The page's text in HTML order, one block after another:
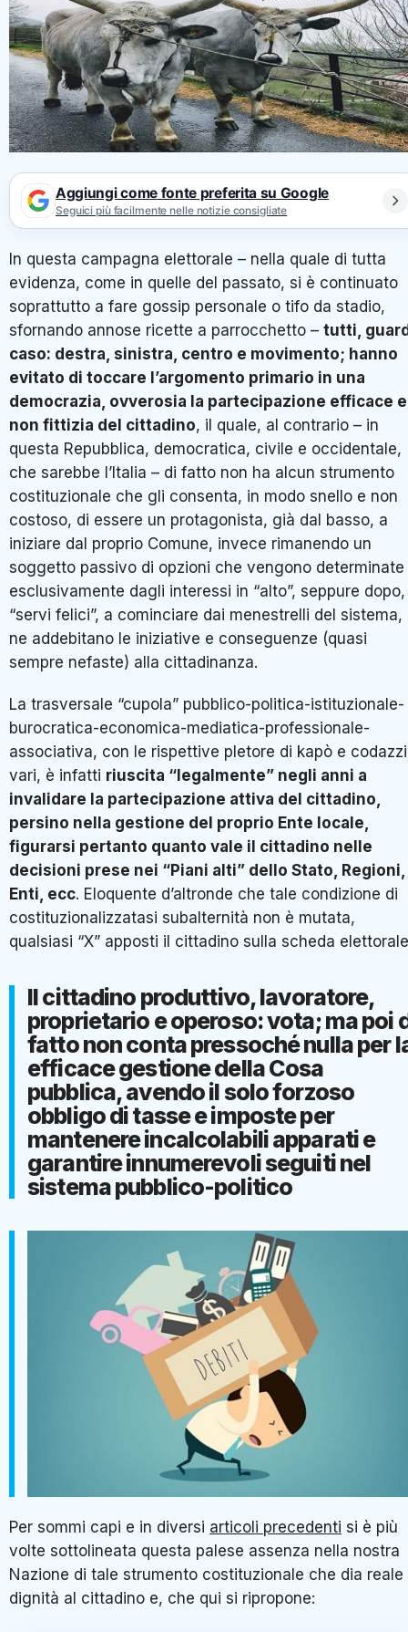
Aggiungi come fonte preferita su Google
Seguici più facilmente nelle notizie consigliate
In questa campagna elettorale – nella quale di tutta
evidenza, come in quelle del passato, si è continuato
soprattutto a fare gossip personale o tifo da stadio,
sfornando annose ricette a parrocchetto – tutti,
caso: destra, sinistra, centro e movimento; hanno
evitato di toccare l’argomento primario in una
democrazia, ovverosia la partecipazione efficace e
non fittizia del cittadino, il quale, al contrario – in
questa Repubblica, democratica, civile e occidentale,
che sarebbe l’Italia – di fatto non ha alcun strumento
costituzionale che gli consenta, in modo snello e non
costoso, di essere un protagonista, già dal basso, a
iniziare dal proprio Comune, invece rimanendo un
soggetto passivo di opzioni che vengono determinate
esclusivamente dagli interessi in “alto”, seppure
“servi felici”, a cominciare dai menestrelli del sistema,
ne addebitano le iniziative e conseguenze (quasi
sempre nefaste) alla cittadinanza.
La trasversale “cupola” pubblico-politica-istituzionale-
burocratica-economica-mediatica-professionale-
associativa, con le rispettive pletore di kapò e codazzi
vari, è infatti riuscita “legalmente” negli anni a
invalidare la partecipazione attiva del cittadino,
persino nella gestione del proprio Ente locale,
figurarsi pertanto quanto vale il cittadino nelle
decisioni prese nei “Piani alti” dello Stato, Regioni,
Enti, ecc. Eloquente d’altronde che tale condizione di
costituzionalizzatasi subalternità non è mutata,
qualsiasi “X” apposti il cittadino sulla scheda
Il cittadino produttivo, lavoratore,
proprietario e operoso: vota; ma poi
fatto non conta pressoché nulla per
efficace gestione della Cosa
pubblica, avendo il solo forzoso
obbligo di tasse e imposte per
mantenere incalcolabili apparati e
garantire innumerevoli seguiti nel
sistema pubblico-politico
Per sommi capi e in diversi articoli precedenti si è più
volte sottolineata questa palese assenza nella nostra
Nazione di tale strumento costituzionale che dia reale
dignità al cittadino e, che qui si ripropone: